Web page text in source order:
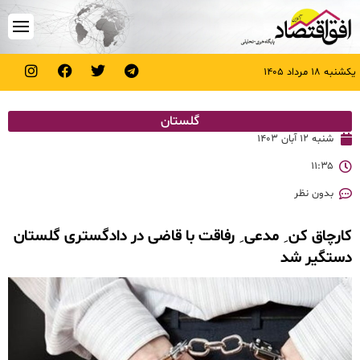
یکشنبه ۱۸ مرداد ۱۴۰۵
گلستان
شنبه ۱۲ آبان ۱۴۰۳
۱۱:۳۵
بدون نظر
کارچاق کن ِ مدعی ِ رفاقت با قاضی در دادگستری گلستان
دستگیر شد